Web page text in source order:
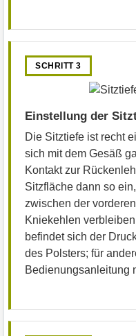
SCHRITT 3
Einstellung der
Die Sitztiefe ist recht
sich mit dem Gesäß
Kontakt zur
Sitzfläche dann so
zwischen der
Kniekehlen
befindet sich der
des Polsters; für
Bedienungsanleitung